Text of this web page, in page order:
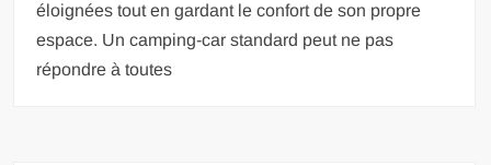
éloignées tout en gardant le confort de son propre
espace. Un camping-car standard peut ne pas
répondre à toutes